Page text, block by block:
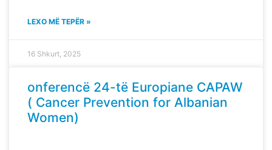
LEXO MË TEPËR »
16 Shkurt, 2025
onferencë 24-të Europiane CAPAW
( Cancer Prevention for Albanian
Women)